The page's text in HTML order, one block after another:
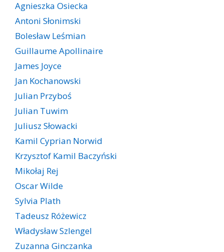
Agnieszka Osiecka
Antoni Słonimski
Bolesław Leśmian
Guillaume Apollinaire
James Joyce
Jan Kochanowski
Julian Przyboś
Julian Tuwim
Juliusz Słowacki
Kamil Cyprian Norwid
Krzysztof Kamil Baczyński
Mikołaj Rej
Oscar Wilde
Sylvia Plath
Tadeusz Różewicz
Władysław Szlengel
Zuzanna Ginczanka